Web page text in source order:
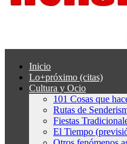
Inicio
Lo+próximo (citas)
Cultura y Ocio
101 Cosas que
Rutas de
Fiestas
El Tiempo